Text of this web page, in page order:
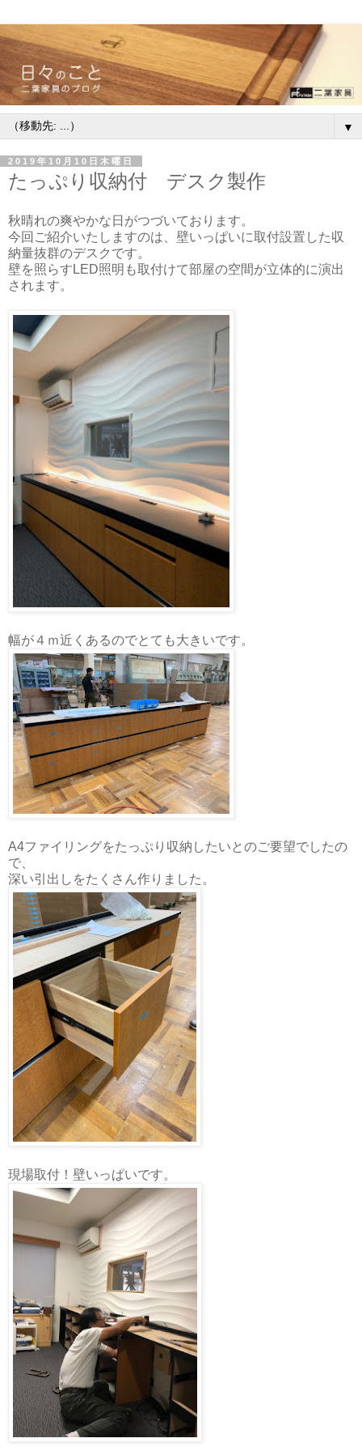
▼
2019年10月10日木曜日
たっぷり収納付 デスク製作
秋晴れの爽やかな日がつづいております。
今回ご紹介いたしますのは、壁いっぱいに取付設置した収
納量抜群のデスクです。
壁を照らすLED照明も取付けて部屋の空間が立体的に演出
されます。
幅が４ｍ近くあるのでとても大きいです。
A4ファイリングをたっぷり収納したいとのご要望でしたの
で、
深い引出しをたくさん作りました。
現場取付！壁いっぱいです。